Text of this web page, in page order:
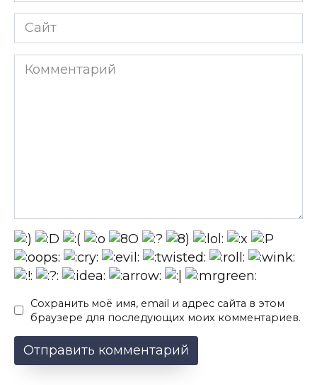
Сайт
Комментарий
Сохранить моё имя, email и адрес сайта в этом
браузере для последующих моих комментариев.